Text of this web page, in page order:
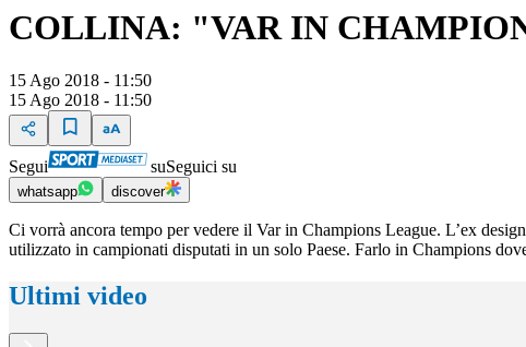
COLLINA: "VAR IN
15 Ago 2018 - 11:50
15 Ago 2018 - 11:50
Segui suSeguici su
whatsapp discover
Ci vorrà ancora tempo per vedere il Var in Champions League. L’ex
utilizzato in campionati disputati in un solo Paese. Farlo in Champions
Ultimi video